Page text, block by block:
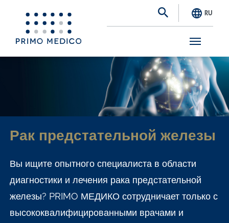
S
RU
Рак предстательной железы
Вы ищите опытного специалиста в области
диагностики и лечения рака предстательной
железы? PRIMO МЕДИКО сотрудничает только с
высококвалифицированными врачами и